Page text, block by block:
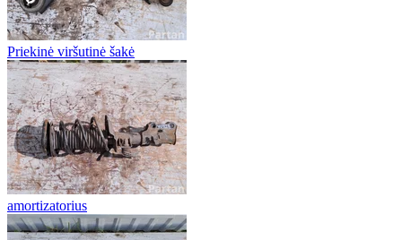
Priekinė viršutinė šakė
amortizatorius